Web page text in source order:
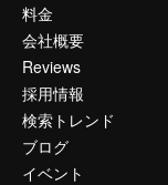
料金
会社概要
Reviews
採用情報
検索トレンド
ブログ
イベント